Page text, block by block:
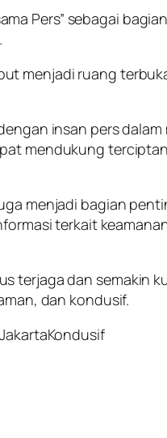
Pers” sebagai
menjadi ruang
insan pers
mendukung
menjadi bagian
terkait
terjaga dan semakin
dan kondusif.